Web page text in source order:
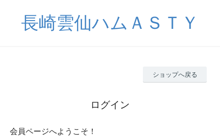
長崎雲仙ハムＡＳＴＹ
ショップへ戻る
ログイン
会員ページへようこそ！